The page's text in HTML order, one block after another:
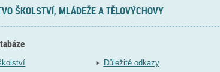
ŠKOLSTVÍ, MLÁDEŽE A TĚLOVÝCHOVY
Důležité odkazy